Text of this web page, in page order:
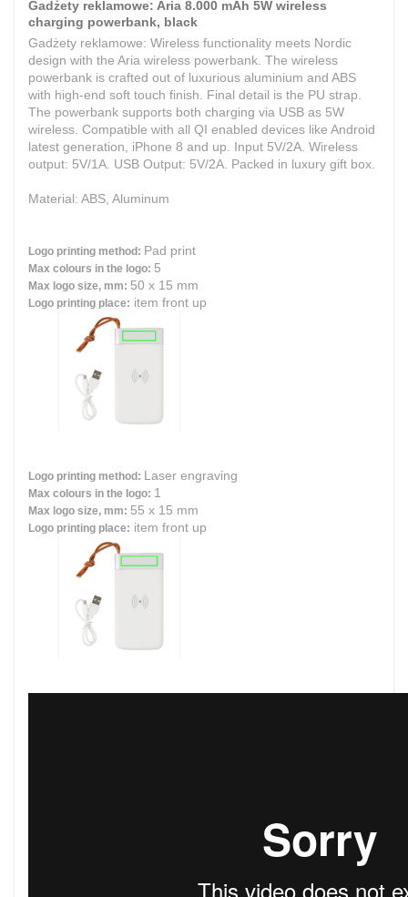
Gadżety reklamowe: Aria 8.000 mAh 5W wireless
charging powerbank, black
Gadżety reklamowe: Wireless functionality meets Nordic
design with the Aria wireless powerbank. The wireless
powerbank is crafted out of luxurious aluminium and ABS
with high-end soft touch finish. Final detail is the PU strap.
The powerbank supports both charging via USB as 5W
wireless. Compatible with all QI enabled devices like Android
latest generation, iPhone 8 and up. Input 5V/2A. Wireless
output: 5V/1A. USB Output: 5V/2A. Packed in luxury gift box.
Material: ABS, Aluminum
Logo printing method: Pad print
Max colours in the logo: 5
Max logo size, mm: 50 x 15 mm
Logo printing place: item front up
Logo printing method: Laser engraving
Max colours in the logo: 1
Max logo size, mm: 55 x 15 mm
Logo printing place: item front up